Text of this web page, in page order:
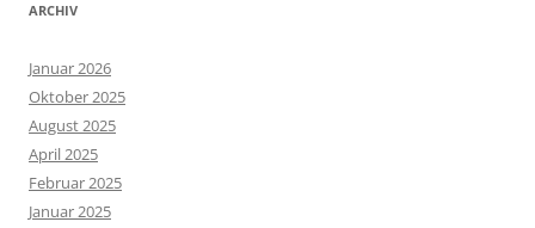
ARCHIV
Januar 2026
Oktober 2025
August 2025
April 2025
Februar 2025
Januar 2025